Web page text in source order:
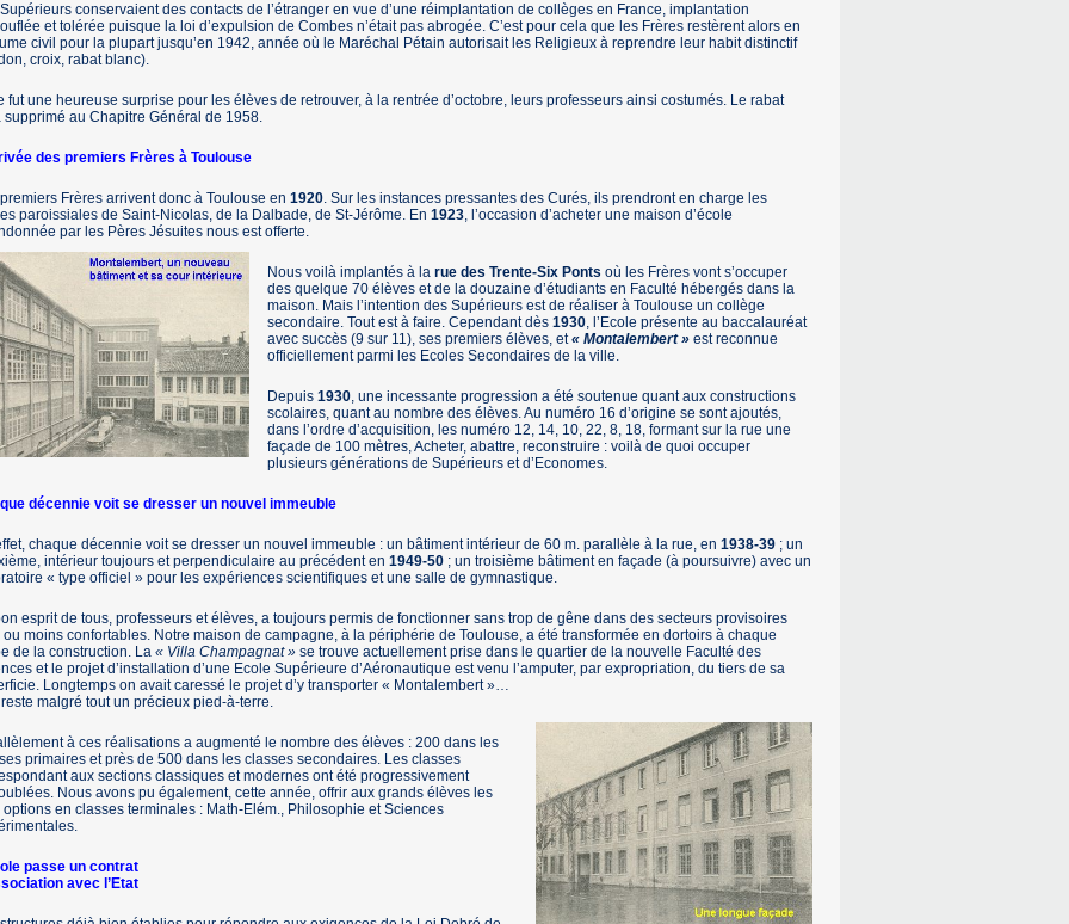
conservaient des contacts de l’étranger en vue d’une réimplantation de collèges en France, implantation
et tolérée puisque la loi d’expulsion de Combes n’était pas abrogée. C’est pour cela que les Frères restèrent alors en
civil pour la plupart jusqu’en 1942, année où le Maréchal Pétain autorisait les Religieux à reprendre leur habit distinctif
croix, rabat blanc).
fut une heureuse surprise pour les élèves de retrouver, à la rentrée d’octobre, leurs professeurs ainsi costumés. Le rabat
supprimé au Chapitre Général de 1958.
des premiers Frères à Toulouse
Frères arrivent donc à Toulouse en 1920. Sur les instances pressantes des Curés, ils prendront en charge les
paroissiales de Saint-Nicolas, de la Dalbade, de St-Jérôme. En 1923, l’occasion d’acheter une maison d’école
par les Pères Jésuites nous est offerte.
Nous voilà implantés à larue des Trente-Six Ponts où les Frères vont s’occuper
des quelque 70 élèves et de la douzaine d’étudiants en Faculté hébergés dans la
maison. Mais l’intention des Supérieurs est de réaliser à Toulouse un collège
secondaire. Tout est à faire. Cependant dès1930, l’Ecole présente au baccalauréat
avec succès (9 sur 11), ses premiers élèves, et« Montalembert » est reconnue
officiellement parmi les Ecoles Secondaires de la ville.
Depuis1930, une incessante progression a été soutenue quant aux constructions
scolaires, quant au nombre des élèves. Au numéro 16 d’origine se sont ajoutés,
dans l’ordre d’acquisition, les numéro 12, 14, 10, 22, 8, 18, formant sur la rue une
façade de 100 mètres, Acheter, abattre, reconstruire : voilà de quoi occuper
plusieurs générations de Supérieurs et d’Economes.
décennie voit se dresser un nouvel immeuble
chaque décennie voit se dresser un nouvel immeuble : un bâtiment intérieur de 60 m. parallèle à la rue, en 1938-39; un
intérieur toujours et perpendiculaire au précédent en 1949-50; un troisième bâtiment en façade (à poursuivre) avec un
« type officiel » pour les expériences scientifiques et une salle de gymnastique.
esprit de tous, professeurs et élèves, a toujours permis de fonctionner sans trop de gêne dans des secteurs provisoires
ou moins confortables. Notre maison de campagne, à la périphérie de Toulouse, a été transformée en dortoirs à chaque
de la construction. La « Villa Champagnat »se trouve actuellement prise dans le quartier de la nouvelle Faculté des
et le projet d’installation d’une Ecole Supérieure d’Aéronautique est venu l’amputer, par expropriation, du tiers de sa
Longtemps on avait caressé le projet d’y transporter « Montalembert »…
malgré tout un précieux pied-à-terre.
à ces réalisations a augmenté le nombre des élèves : 200 dans les
primaires et près de 500 dans les classes secondaires. Les classes
aux sections classiques et modernes ont été progressivement
Nous avons pu également, cette année, offrir aux grands élèves les
options en classes terminales : Math-Elém., Philosophie et Sciences
passe un contrat
avec l’Etat